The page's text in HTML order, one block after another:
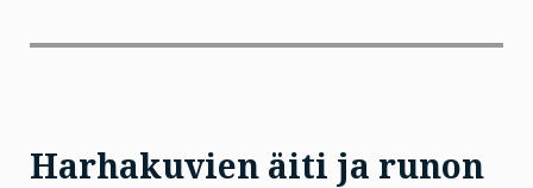
Harhakuvien äiti ja runon